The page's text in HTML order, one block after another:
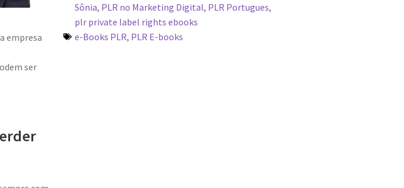
empresa
ser
Sônia, PLR no Marketing Digital, PLR Portugues,
plr private label rights ebooks
e-Books PLR, PLR E-books